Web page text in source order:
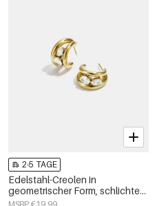
2-5 TAGE
Edelstahl-Creolen in
geometrischer Form, schlichte
Alltags-Serie, Damenschmuck